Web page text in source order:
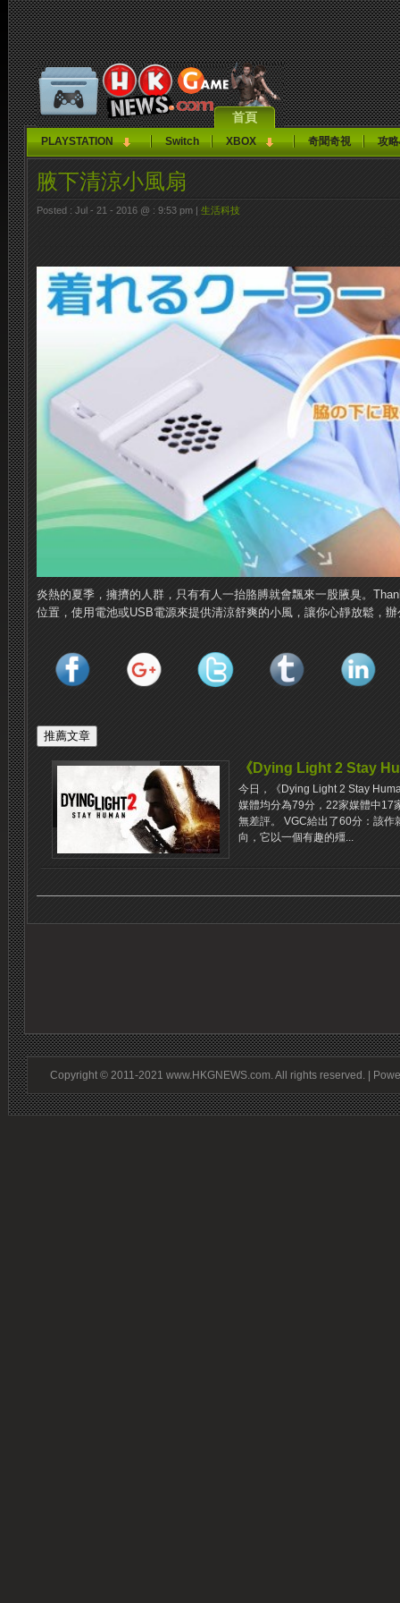
首頁
PLAYSTATION Switch XBOX 奇聞奇視 攻
腋下清涼小風扇
Posted : Jul - 21 - 2016 @ : 9:53 pm | 生活科技
炎熱的夏季，擁擠的人群，只有有人一抬胳膊就會飄來一股腋臭。
位置，使用電池或USB電源來提供清涼舒爽的小風，讓你心靜放鬆，
《Dying Light 2 Stay
今日，《Dying Light 2 Stay
媒體均分為79分，22家媒體中17
無差評。 VGC給出了60分：該
向，它以一個有趣的殭...
Copyright © 2011-2021 www.HKGNEWS.com. All rights reserved. |